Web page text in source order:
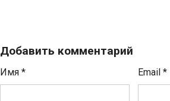
Добавить комментарий
Имя * Email*